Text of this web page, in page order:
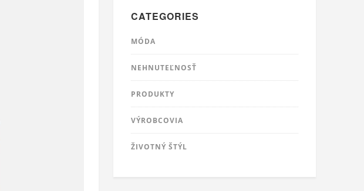
CATEGORIES
MÓDA
NEHNUTEĽNOSŤ
PRODUKTY
VÝROBCOVIA
ŽIVOTNÝ ŠTÝL